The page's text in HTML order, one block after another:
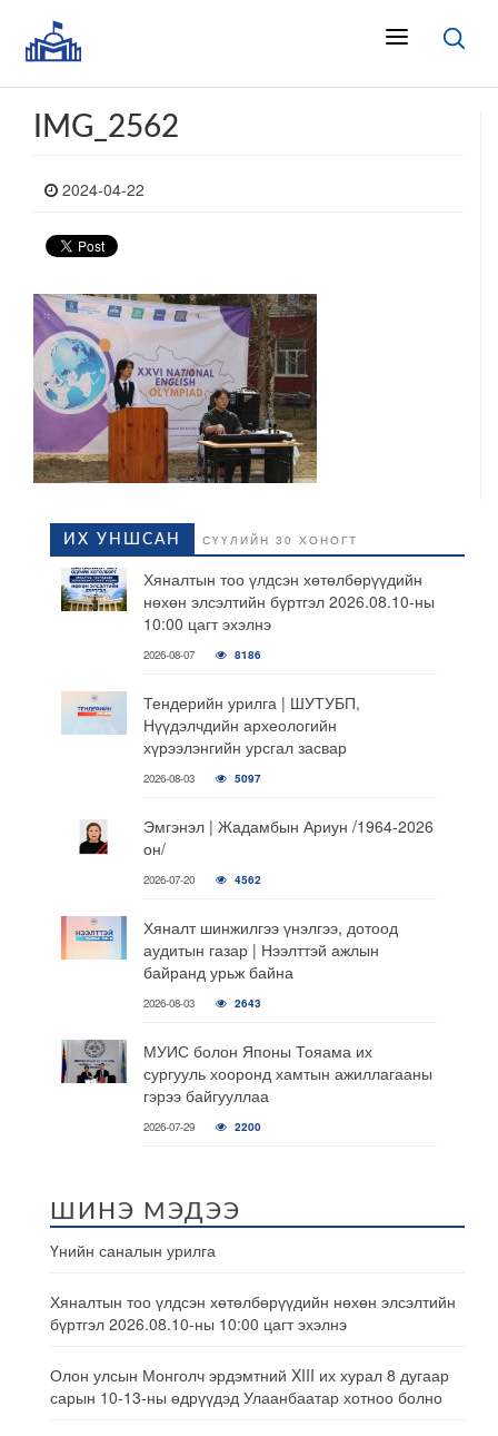
IMG_2562
2024-04-22
ИХ УНШСАН СҮҮЛИЙН 30 ХОНОГТ
Хяналтын тоо үлдсэн хөтөлбөрүүдийн
нөхөн элсэлтийн бүртгэл 2026.08.10-ны
10:00 цагт эхэлнэ
2026-08-07 8186
Тендерийн урилга | ШУТУБП,
Нүүдэлчдийн археологийн
хүрээлэнгийн урсгал засвар
2026-08-03 5097
Эмгэнэл | Жадамбын Ариун /1964-2026
он/
2026-07-20 4562
Хяналт шинжилгээ үнэлгээ, дотоод
аудитын газар | Нээлттэй ажлын
байранд урьж байна
2026-08-03 2643
МУИС болон Японы Тояама их
сургууль хооронд хамтын ажиллагааны
гэрээ байгууллаа
2026-07-29 2200
ШИНЭ МЭДЭЭ
Үнийн саналын урилга
Хяналтын тоо үлдсэн хөтөлбөрүүдийн нөхөн элсэлтийн
бүртгэл 2026.08.10-ны 10:00 цагт эхэлнэ
Олон улсын Монголч эрдэмтний XIII их хурал 8 дугаар
сарын 10-13-ны өдрүүдэд Улаанбаатар хотноо болно